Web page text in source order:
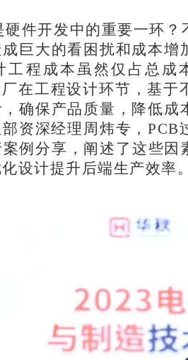
硬件开发中的重要一环
巨大的看困扰和成本增
工程成本虽然仅占总成
在工程设计环节，基
确保产品质量，降低成
资深经理周炜专，
例分享，阐述了这些因
设计提升后端生产效率